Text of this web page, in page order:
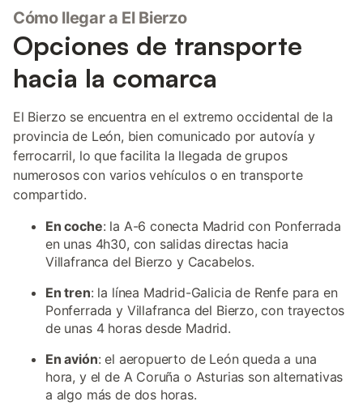
Cómo llegar a El Bierzo
Opciones de transporte
hacia la comarca
El Bierzo se encuentra en el extremo occidental de la
provincia de León, bien comunicado por autovía y
ferrocarril, lo que facilita la llegada de grupos
numerosos con varios vehículos o en transporte
compartido.
En coche: la A-6 conecta Madrid con Ponferrada
en unas 4h30, con salidas directas hacia
Villafranca del Bierzo y Cacabelos.
En tren: la línea Madrid-Galicia de Renfe para en
Ponferrada y Villafranca del Bierzo, con trayectos
de unas 4 horas desde Madrid.
En avión: el aeropuerto de León queda a una
hora, y el de A Coruña o Asturias son alternativas
a algo más de dos horas.